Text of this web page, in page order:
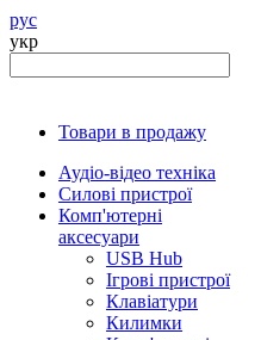
рус
укр
Товари в продажу
Аудіо-відео техніка
Силові пристрої
Комп'ютерні
аксесуари
USB Hub
Ігрові пристрої
Клавіатури
Килимки